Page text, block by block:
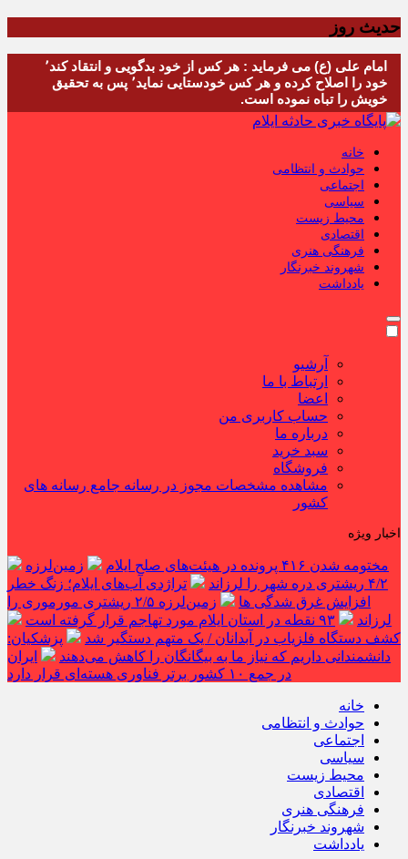
حدیث روز
امام علی (ع) می فرماید : هر کس از خود بدگویی و انتقاد کند٬
خود را اصلاح کرده و هر کس خودستایی نماید٬ پس به تحقیق
خویش را تباه نموده است.
خانه
حوادث و انتظامی
اجتماعی
سیاسی
محیط زیست
اقتصادی
فرهنگی هنری
شهروند خبرنگار
یادداشت
آرشیو
ارتباط با ما
اعضا
حساب کاربری من
درباره ما
سبد خرید
فروشگاه
مشاهده مشخصات مجوز در رسانه جامع رسانه های
کشور
اخبار ویژه
مختومه شدن ۴۱۶ پرونده در هیئت‌های صلح ایلام
زمین‌لرزه
۴/۲ ریشتری دره شهر را لرزاند
تراژدی آب‌های ایلام؛ زنگ خطر
افزایش غرق شدگی ها
زمین‌لرزه ۲/۵ ریشتری مورموری را
لرزاند
۹۳ نقطه در استان ایلام مورد تهاجم قرار گرفته است
کشف دستگاه فلزیاب در آبدانان / یک متهم دستگیر شد
پزشکیان:
دانشمندانی داریم که نیاز ما به بیگانگان را کاهش می‌دهند
ایران
در جمع ۱۰ کشور برتر فناوری هسته‌ای قرار دارد
خانه
حوادث و انتظامی
اجتماعی
سیاسی
محیط زیست
اقتصادی
فرهنگی هنری
شهروند خبرنگار
یادداشت